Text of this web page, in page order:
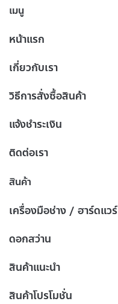
เมนู
หน้าแรก
เกี่ยวกับเรา
วิธีการสั่งซื้อสินค้า
แจ้งชำระเงิน
ติดต่อเรา
สินค้า
เครื่องมือช่าง / ฮาร์ดแวร์
ดอกสว่าน
สินค้าแนะนำ
สินค้าโปรโมชั่น